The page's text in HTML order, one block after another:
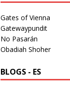
Gates of Vienna
Gatewaypundit
No Pasarán
Obadiah Shoher
BLOGS - ES